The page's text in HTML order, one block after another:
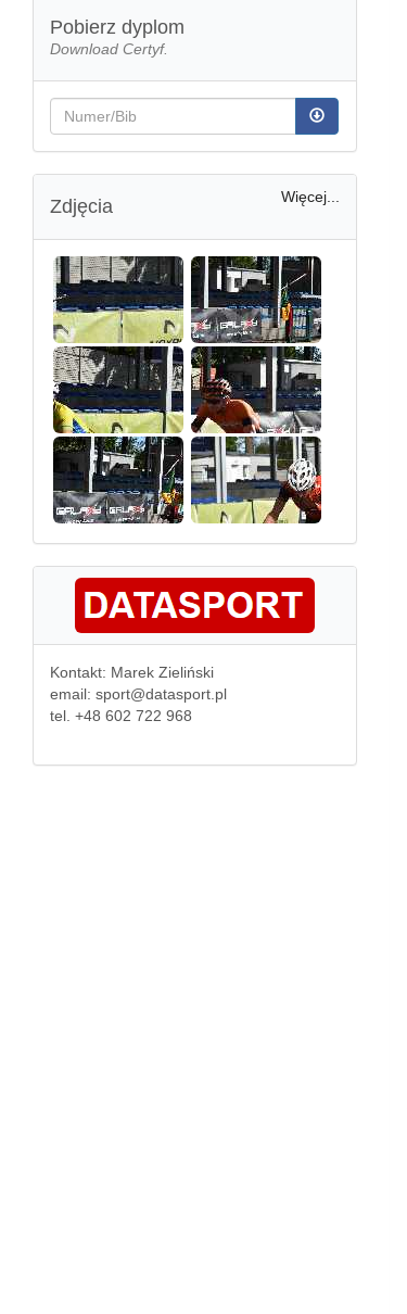
Pobierz dyplom
Download Certyf.
Więcej...
Zdjęcia
Kontakt: Marek Zieliński
email: sport@datasport.pl
tel. +48 602 722 968